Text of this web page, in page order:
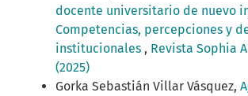
docente universitario de nuevo
Competencias, percepciones y
institucionales , Revista Sophia
(2025)
Gorka Sebastián Villar Vásquez,